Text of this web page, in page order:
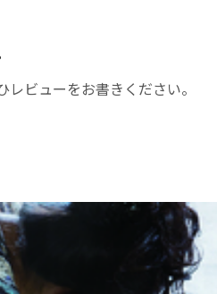
ビューをお書きください。